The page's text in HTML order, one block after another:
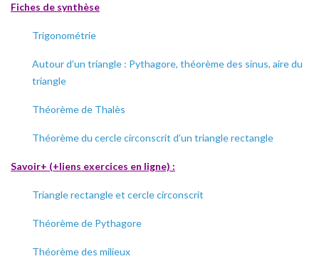
Fiches de synthèse
Trigonométrie
Autour d’un triangle : Pythagore, théorème des sinus, aire du
triangle
Théorème de Thalès
Théorème du cercle circonscrit d’un triangle rectangle
Savoir+ (+liens exercices en ligne) :
Triangle rectangle et cercle circonscrit
Théorème de Pythagore
Théorème des milieux